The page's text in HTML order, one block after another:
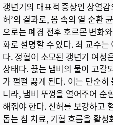
갱년기의 대표적 증상인 상열감
허’의 결과로, 몸 속의 열 순환
으로는 폐경 전후 호르몬 변화
화로 설명할 수 있다. 최 교수는
다. 정혈이 소모된 갱년기 여성
상태다. 끓는 냄비의 물이 고갈
가 펄펄 끓게 된다. 이는 단순
니라, 냄비 뚜껑을 열어주어 순
해줘야 한다. 신허를 보강하고
돕는 침 치료, 기혈 흐름을 활